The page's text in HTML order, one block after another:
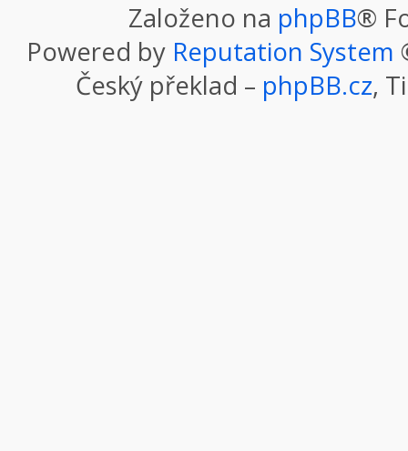
Založeno na phpBB®
Powered by Reputation System
Český překlad – phpBB.cz,